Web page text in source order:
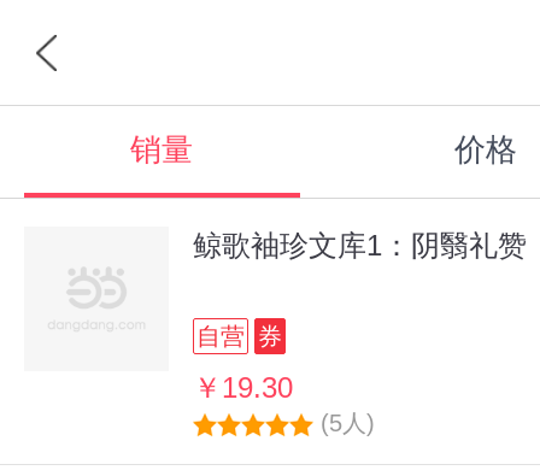
销量 价格
鲸歌袖珍文库1：阴翳礼赞
自营 券
￥19.30
(5人)